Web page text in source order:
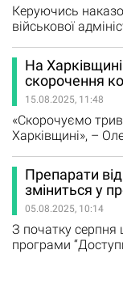
З вересня…
Керуючись
військової
території
начальника
адміністрації
території
громади)…
На
скорочення
15.08.2025, 11:48
«Скорочуємо
Харківщині», –
ході засідання
головування
Відповідно до
триватиме з 00:00
Препарати
зміниться у
05.08.2025, 10:14
З початку серпня
програми